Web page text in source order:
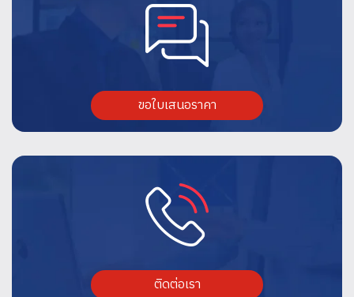
ขอใบเสนอราคา
ติดต่อเรา